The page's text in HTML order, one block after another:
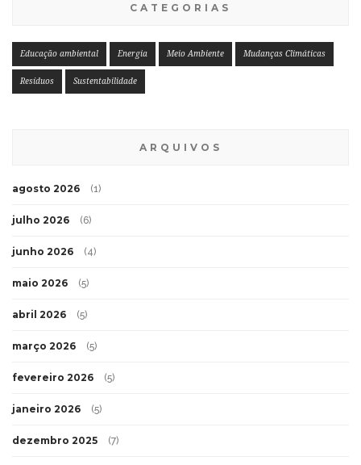
CATEGORIAS
Educação ambiental Energia Meio Ambiente Mudanças Climáticas
Resíduos Sustentabilidade
ARQUIVOS
agosto 2026 (1)
julho 2026 (6)
junho 2026 (4)
maio 2026 (5)
abril 2026 (5)
março 2026 (5)
fevereiro 2026 (5)
janeiro 2026 (5)
dezembro 2025 (7)